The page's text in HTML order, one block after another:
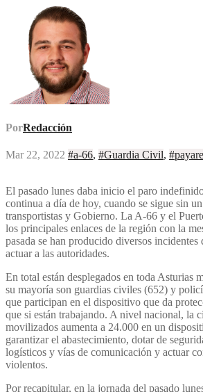
PorRedacción
Mar 22, 2022 #a-66, #Guardia Civil,
El pasado lunes daba inicio el paro
continua a día de hoy, cuando se sigue sin
transportistas y Gobierno. La A-66 y el
los principales enlaces de la región con la
pasada se han producido diversos incidentes
actuar a las autoridades.
En total están desplegados en toda Asturias
su mayoría son guardias civiles (652) y
que participan en el dispositivo que da
que si están trabajando. A nivel nacional, la
movilizados aumenta a 24.000 en un
garantizar el abastecimiento, dotar de
logísticos y vías de comunicación y actuar
violentos.
Por recapitular, en la jornada del pasado